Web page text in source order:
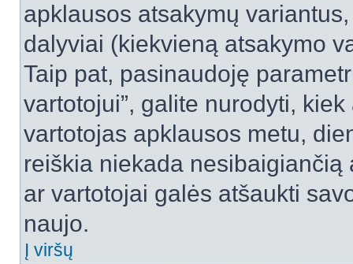
apklausos atsakymų
dalyviai (kiekvieną atsakymo
Taip pat, pasinaudoję
vartotojui”, galite nurodyti,
vartotojas apklausos metu,
reiškia niekada
ar vartotojai galės atšaukti
naujo.
Į viršų